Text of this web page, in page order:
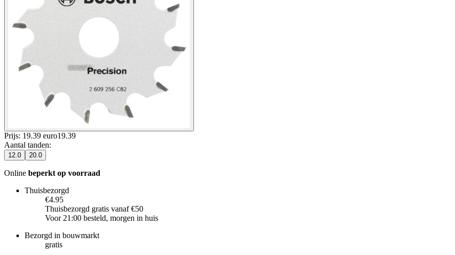
Prijs: 19.39 euro19.39
Aantal tanden:
12.0 20.0
Online beperkt op voorraad
Thuisbezorgd
€4.95
Thuisbezorgd gratis vanaf €50
Voor 21:00 besteld, morgen in huis
Bezorgd in bouwmarkt
gratis